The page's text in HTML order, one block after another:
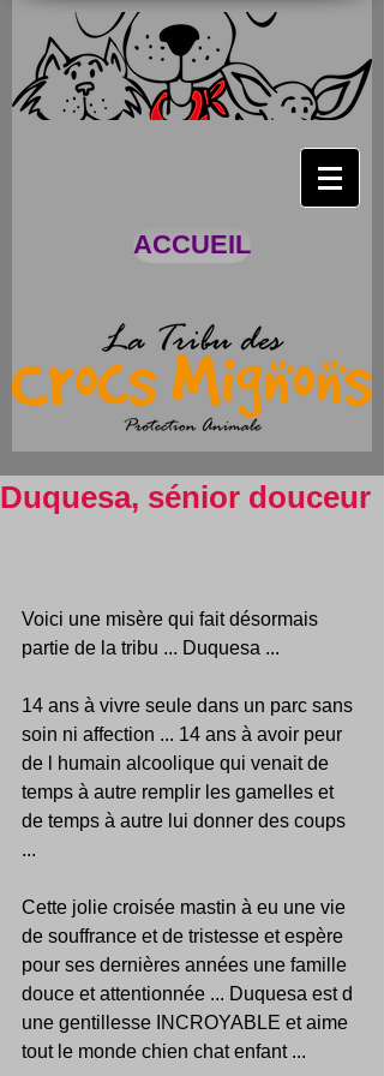
ACCUEIL
Duquesa, sénior douceur
Voici une misère qui fait désormais
partie de la tribu ... Duquesa ...
14 ans à vivre seule dans un parc sans
soin ni affection ... 14 ans à avoir peur
de l humain alcoolique qui venait de
temps à autre remplir les gamelles et
de temps à autre lui donner des coups
...
Cette jolie croisée mastin à eu une vie
de souffrance et de tristesse et espère
pour ses dernières années une famille
douce et attentionnée ... Duquesa est d
une gentillesse INCROYABLE et aime
tout le monde chien chat enfant ...